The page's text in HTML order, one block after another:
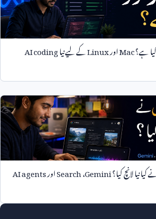
ہے؟MacاورLinuxکے لیے نیاAI coding
نیا لانچ کیا؟Gemini،SearchاورAI agents